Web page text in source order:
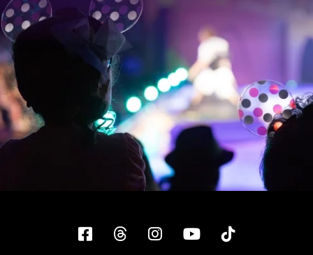
Facebook
ThreadsInstagram
YouTubeTiktok